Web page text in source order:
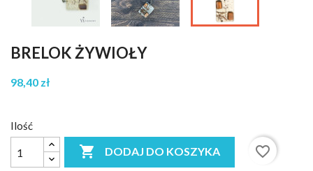
BRELOK ŻYWIOŁY
98,40 zł
Ilość
 DODAJ DO KOSZYKA
favorite_border